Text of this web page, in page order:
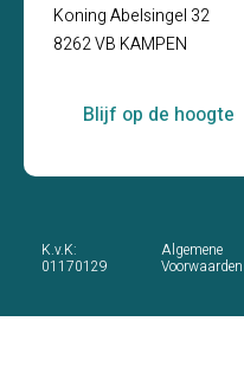
Koning Abelsingel 32
8262 VB KAMPEN
Blijf op de hoogte
K.v.K:
01170129
Algemene
Voorwaarden